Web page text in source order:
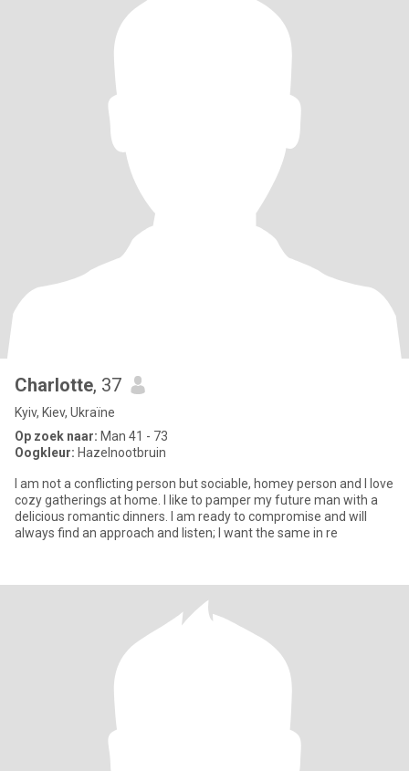
Charlotte, 37
Kyiv, Kiev, Ukraïne
Op zoek naar: Man 41 - 73
Oogkleur: Hazelnootbruin
I am not a conflicting person but sociable, homey person and I love
cozy gatherings at home. I like to pamper my future man with a
delicious romantic dinners. I am ready to compromise and will
always find an approach and listen; I want the same in re